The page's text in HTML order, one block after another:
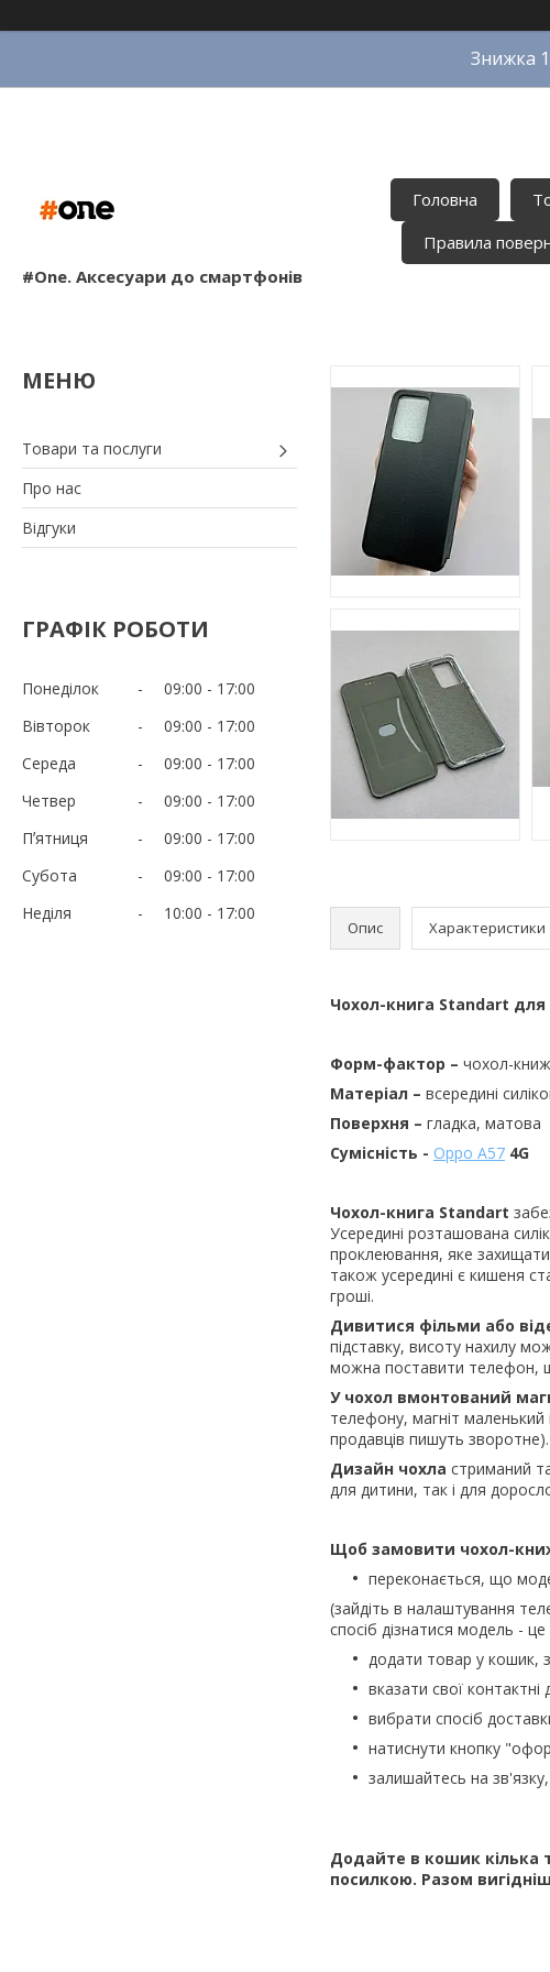
Знижка
#One. Аксесуари до смартфонів
Головна
Правила
Товари та послуги
Про нас
Відгуки
ГРАФІК РОБОТИ
Понеділок 09:00
17:00
Вівторок
09:00
17:00
Середа
09:00
17:00
Четвер
09:00
17:00
Пʼятниця
09:00
17:00
Субота
09:00
17:00
Неділя
10:00 17:00
Опис Характеристики
Чохол-книга Standart для
Форм-фактор – чохол-
Матеріал – всередині
Поверхня – гладка, матова
Сумісність - Oppo A57 4G
Чохол-книга Standart
Усередині розташована
проклеювання, яке
також усередині є кишеня
гроші.
Дивитися фільми або
підставку, висоту нахилу
можна поставити телефон,
У чохол вмонтований
телефону, магніт
продавців пишуть зворотне).
Дизайн чохла стриманий
для дитини, так і для
Щоб замовити чохол-
переконається, що
(зайдіть в налаштування
спосіб дізнатися модель -
додати товар у кошик,
вказати свої контактні
вибрати спосіб
натиснути кнопку
залишайтесь на
Додайте в кошик кілька
посилкою. Разом